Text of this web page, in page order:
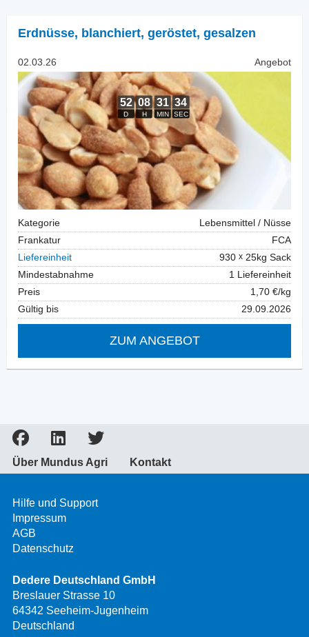
Erdnüsse, blanchiert, geröstet, gesalzen
02.03.26 Angebot
Kategorie
Lebensmittel / Nüsse
Frankatur
FCA
Liefereinheit
930
25kg Sack
Mindestabnahme
1 Liefereinheit
Preis
1,70 €/kg
Gültig bis
29.09.2026
ZUM ANGEBOT
Über Mundus Agri Kontakt
Hilfe und Support
Impressum
AGB
Datenschutz
Dedere Deutschland GmbH
Breslauer Strasse 10
64342 Seeheim-Jugenheim
Deutschland